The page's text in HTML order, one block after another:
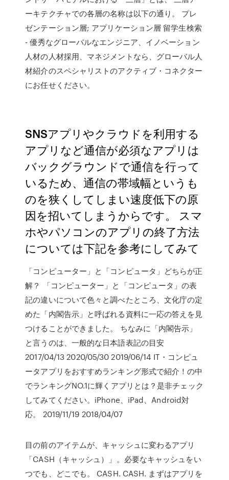
ーキテクチャでの各層の名称は以下の通り。 プレ
ゼンテーション層; アプリケーション層 留学生検索
- 優秀なグローバルなエンジニア、イノベーション
人材の人材採用、マネジメントなら、グローバル人
材紹介のスペシャリストのアクティブ・コネクター
にお任せください。
SNSアプリやクラウドを利用する
アプリなど通信が必須なアプリは
バックグラウンドで通信を行って
いるため、通信の帯域幅というも
のを狭くしてしまい速度低下の原
因を招いてしまうからです。 スマ
ホやパソコンのアプリの終了方法
については下記を参考にしてみて
「コンピューター」と「コンピュータ」どちらが正
解？ 「コンピューター」と「コンピュータ」の表
記の違いについて色々と調べたところ、文化庁の定
めた「内閣告示」と呼ばれる資料に一応の答えを見
つけることができました。 ちなみに「内閣告示」
と言うのは、一般的な日本語表記の目安
2017/04/13 2020/05/30 2019/06/14 IT・コンピュ
ータアプリをおすすめランキング形式で紹介！の中
でランキングNO.1に輝くアプリとは？是非チェック
してみてください。iPhone、iPad、Android対
応。 2019/11/19 2018/04/07
目の前のアイテムが、キャッシュに変わるアプリ
「CASH（キャッシュ）」。必要なキャッシュをい
つでも、どこでも。 CASH. CASH. まずはアプリを